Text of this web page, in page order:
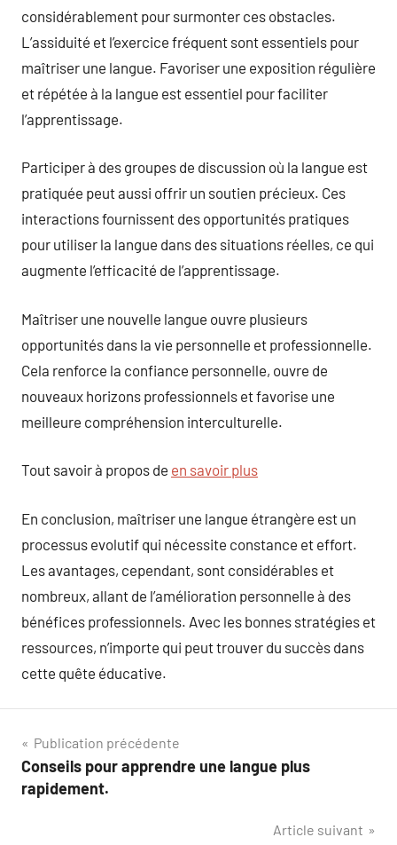
considérablement pour surmonter ces obstacles.
L’assiduité et l’exercice fréquent sont essentiels pour
maîtriser une langue. Favoriser une exposition régulière
et répétée à la langue est essentiel pour faciliter
l’apprentissage.
Participer à des groupes de discussion où la langue est
pratiquée peut aussi offrir un soutien précieux. Ces
interactions fournissent des opportunités pratiques
pour utiliser la langue dans des situations réelles, ce qui
augmente l’efficacité de l’apprentissage.
Maîtriser une nouvelle langue ouvre plusieurs
opportunités dans la vie personnelle et professionnelle.
Cela renforce la confiance personnelle, ouvre de
nouveaux horizons professionnels et favorise une
meilleure compréhension interculturelle.
Tout savoir à propos de en savoir plus
En conclusion, maîtriser une langue étrangère est un
processus evolutif qui nécessite constance et effort.
Les avantages, cependant, sont considérables et
nombreux, allant de l’amélioration personnelle à des
bénéfices professionnels. Avec les bonnes stratégies et
ressources, n’importe qui peut trouver du succès dans
cette quête éducative.
Navigation
de
Publication précédente
Conseils pour apprendre une langue plus
rapidement.
Article suivant